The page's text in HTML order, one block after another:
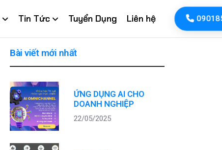
Tin Tức Tuyển Dụng Liên hệ
Bài viết mới nhất
ỨNG DỤNG AI CHO
DOANH NGHIỆP
22/05/2025